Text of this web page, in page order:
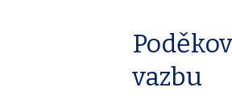
vazbu